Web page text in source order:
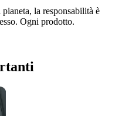
la responsabilità è
Ogni prodotto.